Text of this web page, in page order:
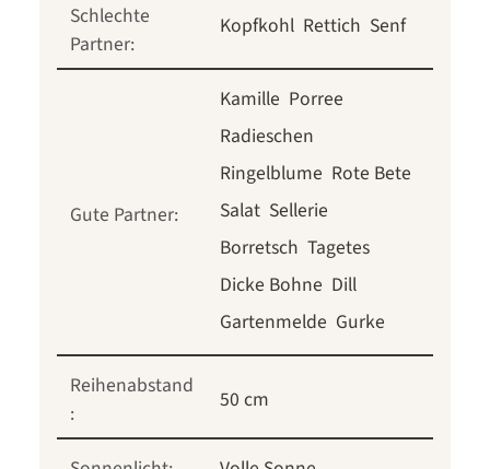
Schlechte
Partner:
Kopfkohl Rettich Senf
Gute Partner:
Kamille Porree
Radieschen
Ringelblume Rote Bete
Salat Sellerie
Borretsch Tagetes
Dicke Bohne Dill
Gartenmelde Gurke
Reihenabstand
:
50 cm